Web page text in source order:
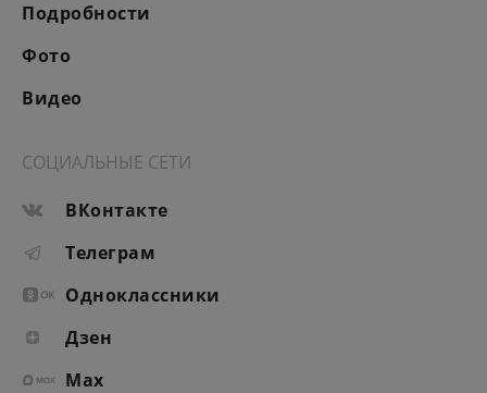
Подробности
Фото
Видео
СОЦИАЛЬНЫЕ СЕТИ
ВКонтакте
Телеграм
Одноклассники
Дзен
Max